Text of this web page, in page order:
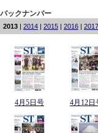
バックナンバー
2013 | 2014 | 2015 | 2016 | 2017
4月5日号 4月12日